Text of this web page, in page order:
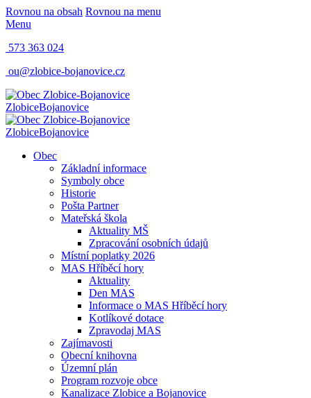
Rovnou na obsah Rovnou na menu
Menu
573 363 024
ou@zlobice-bojanovice.cz
ZlobiceBojanovice
ZlobiceBojanovice
Obec
Základní informace
Symboly obce
Historie
Pošta Partner
Mateřská škola
Aktuality MŠ
Zpracování osobních údajů
Místní poplatky 2026
MAS Hříběcí hory
Aktuality
Den MAS
Informace o MAS Hříběcí hory
Kotlíkové dotace
Zpravodaj MAS
Zajímavosti
Obecní knihovna
Územní plán
Program rozvoje obce
Kanalizace Zlobice a Bojanovice